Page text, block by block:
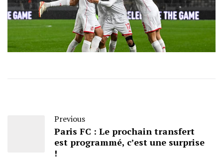
Previous
Paris FC : Le prochain transfert
est programmé, c’est une surprise
!